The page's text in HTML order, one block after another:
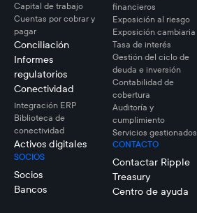
Capital de trabajo
Cuentas por cobrar y
pagar
Conciliación
Informes
regulatorios
Conectividad
Integración ERP
Biblioteca de
conectividad
Activos digitales
SOCIOS
Socios
Bancos
financieros
Exposición al riesgo
Exposición cambiaria
Tasa de interés
Gestión del ciclo de
deuda e inversión
Contabilidad de
cobertura
Auditoría y
cumplimiento
Servicios gestionados
CONTACTO
Contactar Ripple
Treasury
Centro de ayuda